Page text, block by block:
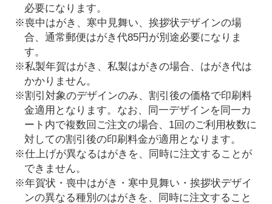
必要になります。
※喪中はがき、寒中見舞い、挨拶状デザインの場
合、通常郵便はがき代85円が別途必要になりま
す。
※私製年賀はがき、私製はがきの場合、はがき代は
かかりません。
※割引対象のデザインのみ、割引後の価格で印刷料
金適用となります。なお、同一デザインを同一カ
ート内で複数回ご注文の場合、1回のご利用枚数に
対しての割引後の印刷料金が適用となります。
※仕上げが異なるはがきを、同時に注文することが
できません。
※年賀状・喪中はがき・寒中見舞い・挨拶状デザイ
ンの異なる種別のはがきを、同時に注文すること